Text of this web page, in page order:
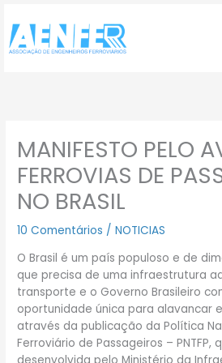
para
conteúdo
MANIFESTO PELO
FERROVIAS DE
NO BRASIL
10 Comentários /NOTICIAS
O Brasil é um país populoso e de
que precisa de uma infraestrutura
transporte e o Governo Brasileiro
oportunidade única para alavancar
através da publicação da Política
Ferroviário de Passageiros – PNTFP,